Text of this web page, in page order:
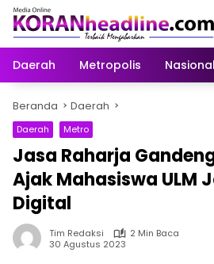
Langsung
konten
Daerah
Metropolis Nasional
Beranda Daerah
Daerah Metro
Jasa Raharja
Ajak Mahasiswa ULM
Digital
Tim Redaksi
2 Min Baca
30 Agustus 2023